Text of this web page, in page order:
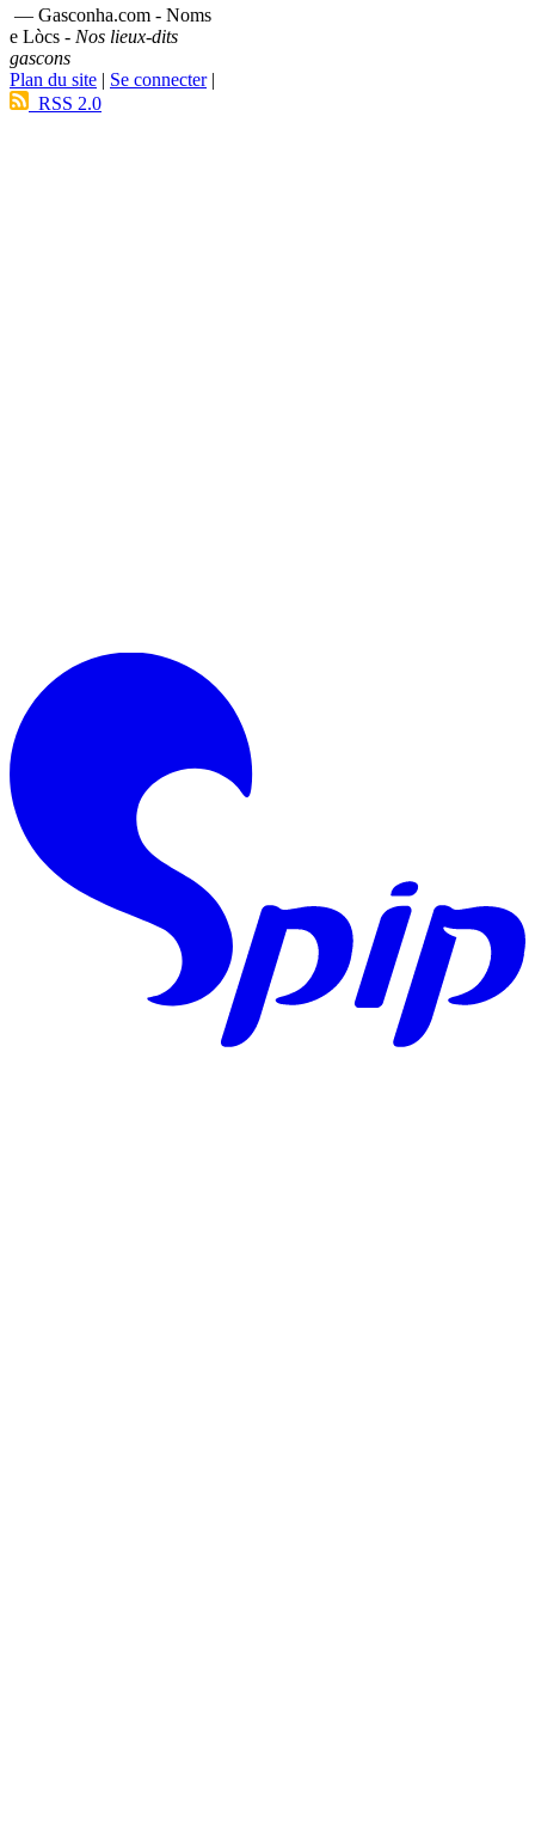
— Gasconha.com - Noms
e Lòcs - Nos lieux-dits
gascons
Plan du site | Se connecter|
RSS 2.0